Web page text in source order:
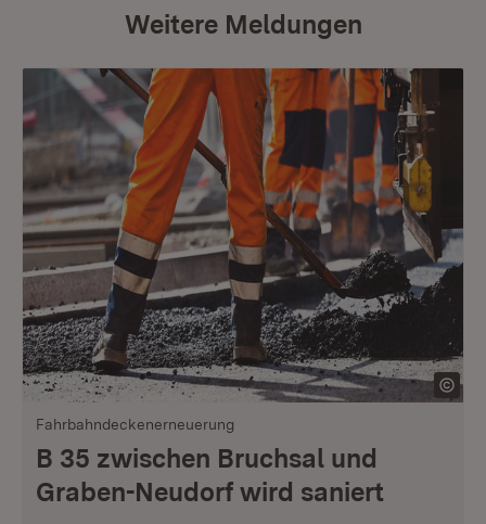
Weitere Meldungen
Fahrbahndeckenerneuerung
B 35 zwischen Bruchsal und
Graben-Neudorf wird saniert